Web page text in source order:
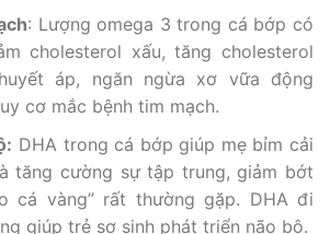
: Lượng omega 3 trong cá bớp có
cholesterol xấu, tăng cholesterol
áp, ngăn ngừa xơ vữa động
cơ mắc bệnh tim mạch.
DHA trong cá bớp giúp mẹ bỉm cải
tăng cường sự tập trung, giảm bớt
cá vàng” rất thường gặp. DHA đi
giúp trẻ sơ sinh phát triển não bộ.